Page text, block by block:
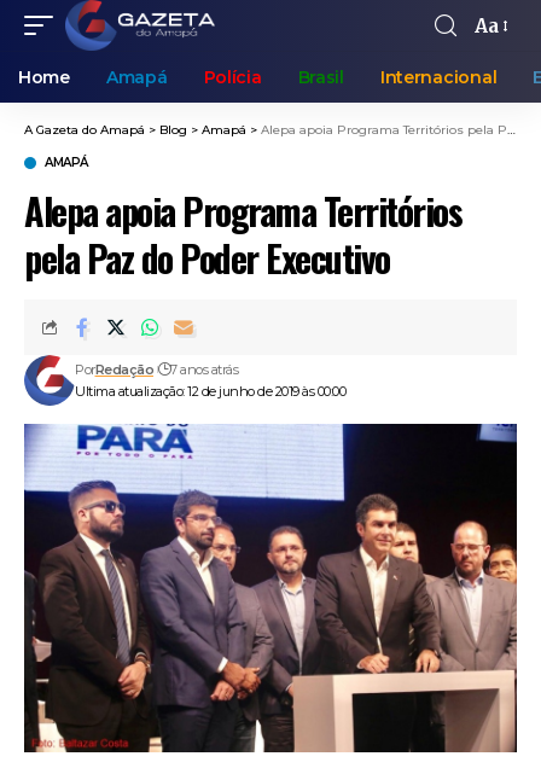
Aa
Home Amapá Polícia Brasil Internacional
A Gazeta do Amapá > Blog > Amapá > Alepa apoia Programa Territórios pela Paz do Poder Executivo
AMAPÁ
Alepa apoia Programa Territórios
pela Paz do Poder Executivo
Ultima atualização: 12 de junho de 2019 às 00:00
PorRedação 7 anos atrás